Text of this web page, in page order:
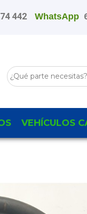
442 WhatsApp
VEHÍCULOS